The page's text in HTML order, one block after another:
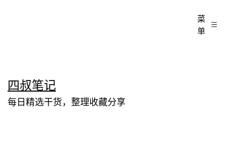
至
内
四叔笔记
每日精选干货，整理收藏分享
菜
单